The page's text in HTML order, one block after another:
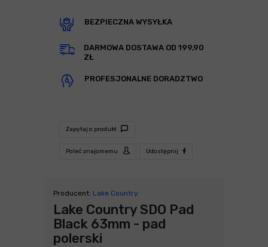
BEZPIECZNA WYSYŁKA
DARMOWA DOSTAWA OD 199,90
ZŁ
PROFESJONALNE DORADZTWO
Zapytaj o produkt
Poleć znajomemu Udostępnij
Producent: Lake Country
Lake Country SDO Pad
Black 63mm - pad
polerski